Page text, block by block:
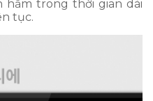
hầm trong thời gian dài
tục.